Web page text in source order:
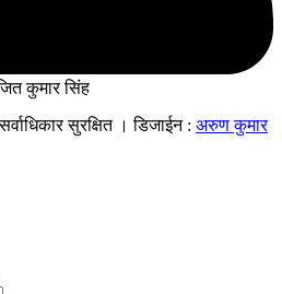
कुमार सिंह
सुरक्षित । डिजाईन : अरुण कुमार